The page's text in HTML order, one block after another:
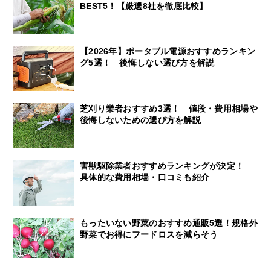
BEST5！【厳選8社を徹底比較】
【2026年】ポータブル電源おすすめランキン
グ5選！ 後悔しない選び方を解説
芝刈り業者おすすめ3選！ 値段・費用相場や
後悔しないための選び方を解説
害獣駆除業者おすすめランキングが決定！
具体的な費用相場・口コミも紹介
もったいない野菜のおすすめ通販5選！規格外
野菜でお得にフードロスを減らそう